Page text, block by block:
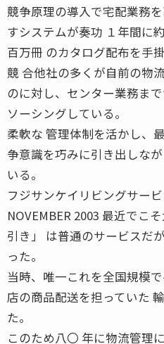
競争原理の導入で宅配業務
すシステムが奏功 １年間に
百万冊 のカタログ配布を手
競 合他社の多くが自前の物
のに対し、センター業務ま
ソーシングしている。
柔軟な 管理体制を活かし、
争意識を巧みに引き出しな
いる。
フジサンケイリビングサービ
NOVEMBER 2003 最近でこ
引き」 は普通のサービスだ
った。
当時、唯一これを全国規模
店の商品配送を担っていた
た。
このため八〇 年に物流管理